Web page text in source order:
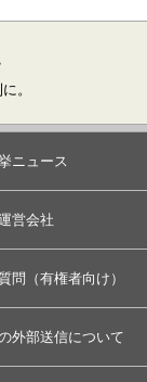
。
ニュース
営会社
問（有権者向け）
外部送信について